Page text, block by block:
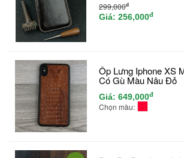
299,000đ
Giá: 256,000đ
Ốp Lưng Iphone XS
Có Gù Màu Nâu Đỏ
Giá: 649,000đ
Chọn màu: